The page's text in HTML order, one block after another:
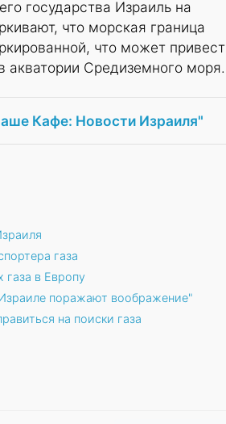
государства Израиль на
что морская граница
что может
Средиземного моря.
Кафе: Новости Израиля"
газа
газа в Европу
поражают воображение"
на поиски газа